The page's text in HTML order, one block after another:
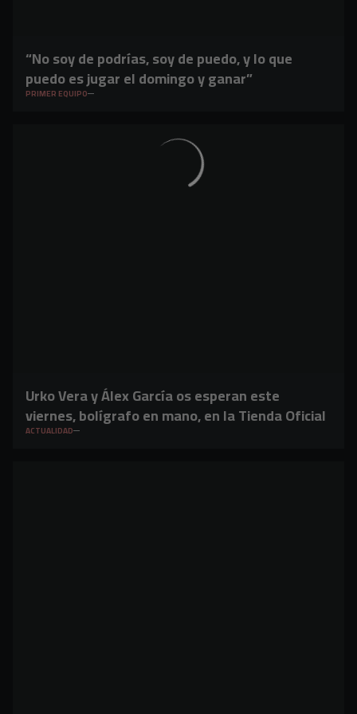
“No soy de podrías, soy de puedo, y lo que
puedo es jugar el domingo y ganar”
PRIMER EQUIPO
Urko Vera y Álex García os esperan este
viernes, bolígrafo en mano, en la Tienda Oficial
ACTUALIDAD